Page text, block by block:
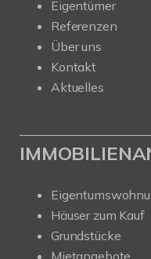
Eigentümer
Referenzen
Über uns
Kontakt
Aktuelles
Häuser zum Kauf
Grundstücke
Mietangebote